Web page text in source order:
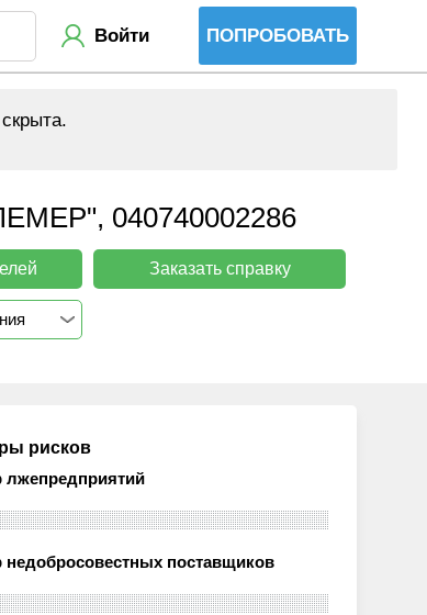
Войти ПОПРОБОВАТЬ
040740002286
Заказать справку
рисков
лжепредприятий
недобросовестных поставщиков